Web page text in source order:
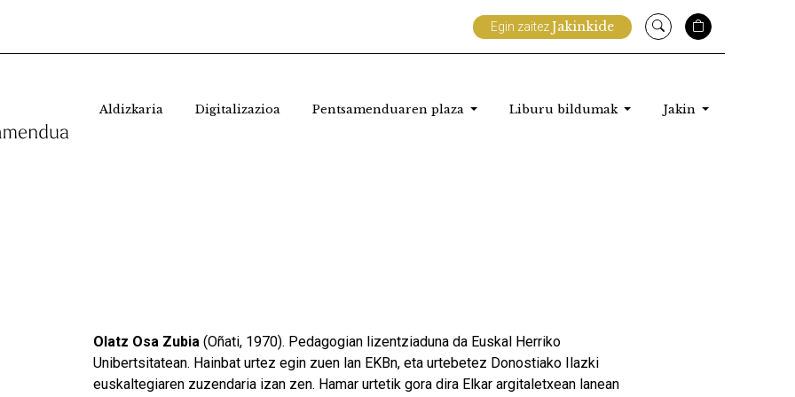
Egin zaitezJakinkide
Aldizkaria Digitalizazioa Pentsamenduaren plaza Liburu bildumak Jakin
Olatz Osa Zubia (Oñati, 1970). Pedagogian lizentziaduna da Euskal Herriko
Unibertsitatean. Hainbat urtez egin zuen lan EKBn, eta urtebetez Donostiako Ilazki
euskaltegiaren zuzendaria izan zen. Hamar urtetik gora dira Elkar argitaletxean lanean